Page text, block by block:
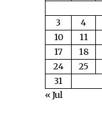
3
4
10
11
17
18
24
25
31
« Jul